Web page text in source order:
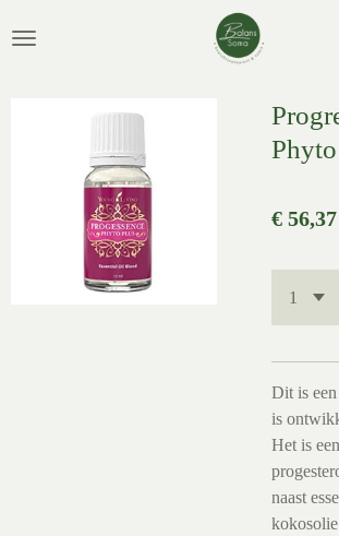
direct
€ 56,37
Dit is
is
Het is
naast